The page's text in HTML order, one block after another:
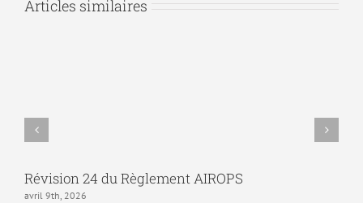
Articles similaires
Révision 24 du Règlement AIROPS
avril 9th, 2026